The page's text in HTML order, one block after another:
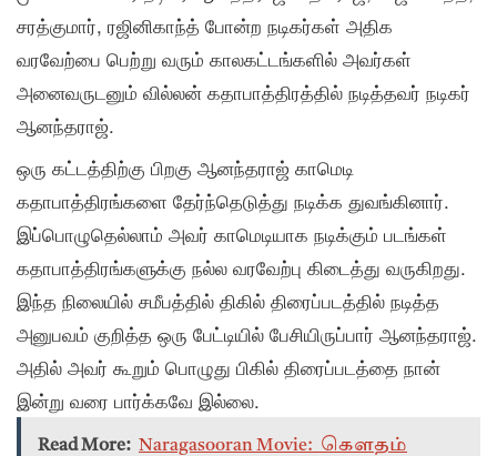
சரத்குமார், ரஜினிகாந்த் போன்ற நடிகர்கள் அதிக
வரவேற்பை பெற்று வரும் காலகட்டங்களில் அவர்கள்
அனைவருடனும் வில்லன் கதாபாத்திரத்தில் நடித்தவர் நடிகர்
ஆனந்தராஜ்.
ஒரு கட்டத்திற்கு பிறகு ஆனந்தராஜ் காமெடி
கதாபாத்திரங்களை தேர்ந்தெடுத்து நடிக்க துவங்கினார்.
இப்பொழுதெல்லாம் அவர் காமெடியாக நடிக்கும் படங்கள்
கதாபாத்திரங்களுக்கு நல்ல வரவேற்பு கிடைத்து வருகிறது.
இந்த நிலையில் சமீபத்தில் திகில் திரைப்படத்தில் நடித்த
அனுபவம் குறித்த ஒரு பேட்டியில் பேசியிருப்பார் ஆனந்தராஜ்.
அதில் அவர் கூறும் பொழுது பிகில் திரைப்படத்தை நான்
இன்று வரை பார்க்கவே இல்லை.
Read More: Naragasooran Movie: கௌதம்